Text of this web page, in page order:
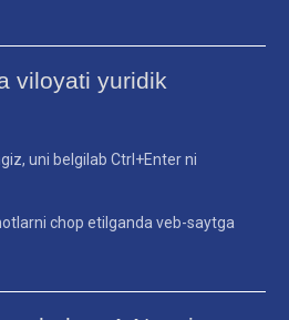
viloyati yuridik
uni belgilab Ctrl+Enter ni
chop etilganda veb-saytga